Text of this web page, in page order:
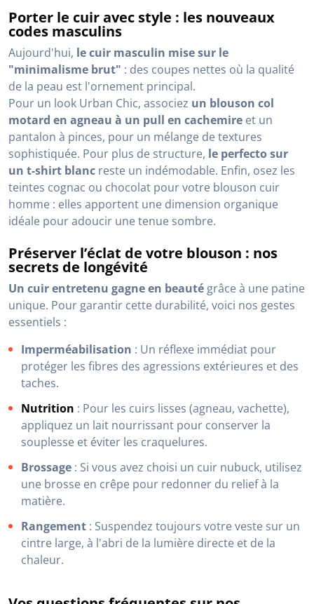
Porter le cuir avec style : les nouveaux
codes masculins
Aujourd'hui, le cuir masculin mise sur le
"minimalisme brut" : des coupes nettes où la qualité
de la peau est l'ornement principal.
Pour un look Urban Chic, associez un blouson col
motard en agneau à un pull en cachemire et un
pantalon à pinces, pour un mélange de textures
sophistiquée. Pour plus de structure, le perfecto sur
un t-shirt blanc reste un indémodable. Enfin, osez les
teintes cognac ou chocolat pour votre blouson cuir
homme : elles apportent une dimension organique
idéale pour adoucir une tenue sombre.
Préserver l’éclat de votre blouson : nos
secrets de longévité
Un cuir entretenu gagne en beauté grâce à une patine
unique. Pour garantir cette durabilité, voici nos gestes
essentiels :
Imperméabilisation : Un réflexe immédiat pour
protéger les fibres des agressions extérieures et des
taches.
Nutrition : Pour les cuirs lisses (agneau, vachette),
appliquez un lait nourrissant pour conserver la
souplesse et éviter les craquelures.
Brossage : Si vous avez choisi un cuir nubuck, utilisez
une brosse en crêpe pour redonner du relief à la
matière.
Rangement : Suspendez toujours votre veste sur un
cintre large, à l'abri de la lumière directe et de la
chaleur.